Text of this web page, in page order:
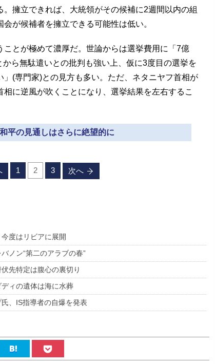
擁立できれば、大統領がその候補に2週間以内の組
が候補者を擁立できる可能性は低い。
とが極めて濃厚だ。世論からは選挙費用に「7億
ら無駄遣いとの批判も強い上、仮に3度目の選挙を
(専門家)との見方も多い。ただ、ネタニヤフ首相が
に逆風が吹くことになり、選挙結果を左右するこ
平の見通しはさらに絶望的に
1 2 3 次へ
度はリビアに展開
ノン“第二のアラブの春”
先特定は腹心の裏切り
ィの遺体は海に水葬
、IS指導者の自爆を発表